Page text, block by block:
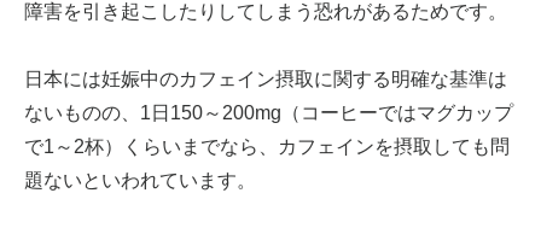
障害を引き起こしたりしてしまう恐れがあるためです。
日本には妊娠中のカフェイン摂取に関する明確な基準は
ないものの、1日150～200mg（コーヒーではマグカップ
で1～2杯）くらいまでなら、カフェインを摂取しても問
題ないといわれています。